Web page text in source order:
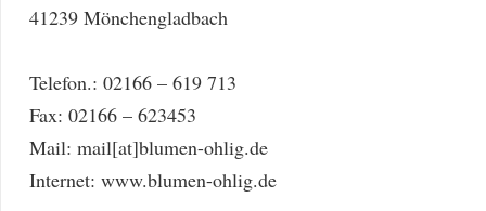
41239 Mönchengladbach
Telefon.: 02166 – 619 713
Fax: 02166 – 623453
Mail: mail[at]blumen-ohlig.de
Internet: www.blumen-ohlig.de